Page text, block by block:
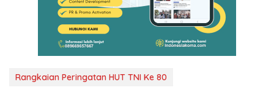
Rangkaian Peringatan HUT TNI Ke 80